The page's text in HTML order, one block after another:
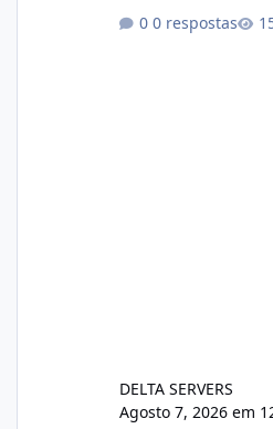
xjx23zz5f Criamos uma breve explicação:
0 respostas
DELTA SERVERS
Agosto 7, 2026 em